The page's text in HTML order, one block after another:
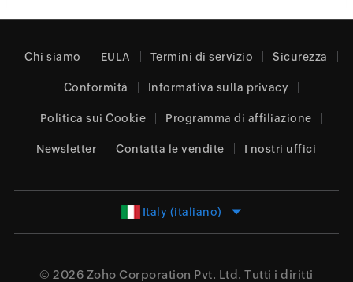
Chi siamo EULA Termini di servizio Sicurezza
Conformità Informativa sulla privacy
Politica sui Cookie Programma di affiliazione
Newsletter Contatta le vendite I nostri uffici
Italy (italiano)
© 2026 Zoho Corporation Pvt. Ltd. Tutti i diritti